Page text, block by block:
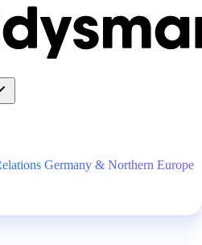
Germany & Northern Europe